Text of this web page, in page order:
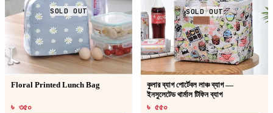
SOLD OUT
Floral Printed Lunch Bag
৳ ৩৫০
SOLD OUT
কুলার ব্যাগ পোর্টেবল লাঞ্চ ব্যাগ —
ইনসুলেটেড থার্মাল টিফিন ব্যাগ
৳ ৫৫০